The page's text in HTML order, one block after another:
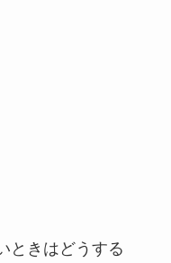
ときはどうする